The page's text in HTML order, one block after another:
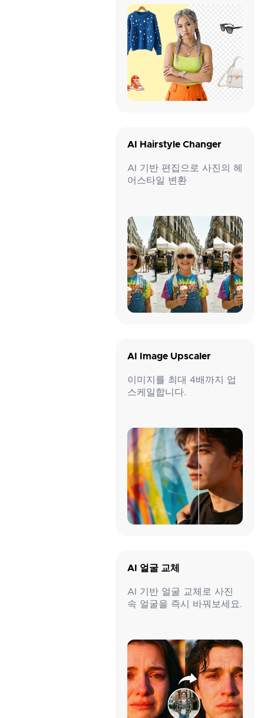
AI Hairstyle Changer
AI 기반 편집으로 사진의 헤
어스타일 변환
AI Image Upscaler
이미지를 최대 4배까지 업
스케일합니다.
AI 얼굴 교체
AI 기반 얼굴 교체로 사진
속 얼굴을 즉시 바꿔보세요.